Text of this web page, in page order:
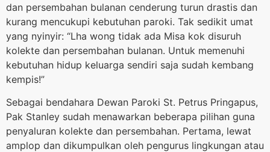
dan persembahan bulanan cenderung turun drastis dan
kurang mencukupi kebutuhan paroki. Tak sedikit umat
yang nyinyir: “Lha wong tidak ada Misa kok disuruh
kolekte dan persembahan bulanan. Untuk memenuhi
kebutuhan hidup keluarga sendiri saja sudah kembang
kempis!”
Sebagai bendahara Dewan Paroki St. Petrus Pringapus,
Pak Stanley sudah menawarkan beberapa pilihan guna
penyaluran kolekte dan persembahan. Pertama, lewat
amplop dan dikumpulkan oleh pengurus lingkungan atau